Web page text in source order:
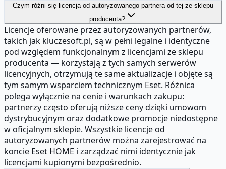
Czym różni się licencja od autoryzowanego partnera od tej ze sklepu
producenta?
Licencje oferowane przez autoryzowanych partnerów,
takich jak kluczesoft.pl, są w pełni legalne i identyczne
pod względem funkcjonalnym z licencjami ze sklepu
producenta — korzystają z tych samych serwerów
licencyjnych, otrzymują te same aktualizacje i objęte są
tym samym wsparciem technicznym Eset. Różnica
polega wyłącznie na cenie i warunkach zakupu:
partnerzy często oferują niższe ceny dzięki umowom
dystrybucyjnym oraz dodatkowe promocje niedostępne
w oficjalnym sklepie. Wszystkie licencje od
autoryzowanych partnerów można zarejestrować na
koncie Eset HOME i zarządzać nimi identycznie jak
licencjami kupionymi bezpośrednio.